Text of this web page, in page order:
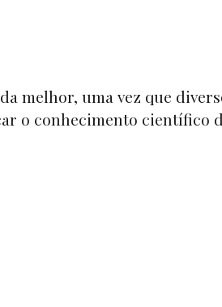
melhor, uma vez que
o conhecimento científico